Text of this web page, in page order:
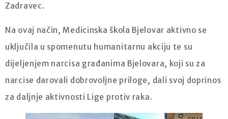
Zadravec.
Na ovaj način, Medicinska škola Bjelovar aktivno se
uključila u spomenutu humanitarnu akciju te su
dijeljenjem narcisa građanima Bjelovara, koji su za
narcise darovali dobrovoljne priloge, dali svoj doprinos
za daljnje aktivnosti Lige protiv raka.